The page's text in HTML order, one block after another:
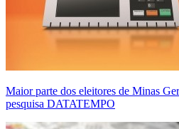
Maior parte dos eleitores de Minas
pesquisa DATATEMPO